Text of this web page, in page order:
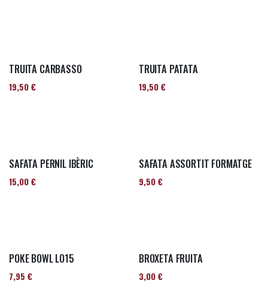
TRUITA CARBASSO
19,50€
TRUITA PATATA
19,50€
SAFATA PERNIL IBÈRIC
15,00€
SAFATA ASSORTIT FORMATGE
9,50€
POKE BOWL LO15
7,95 €
BROXETA FRUITA
3,00€